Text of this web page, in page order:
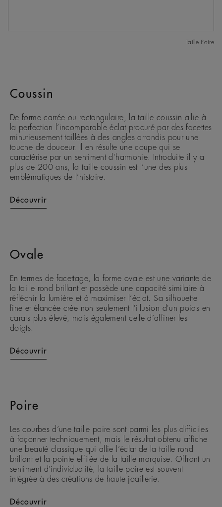
Taille Poire
Coussin
De forme carrée ou rectangulaire, la taille coussin allie à
la perfection l’incomparable éclat procuré par des facettes
minutieusement taillées à des angles arrondis pour une
touche de douceur. Il en résulte une coupe qui se
caractérise par un sentiment d'harmonie. Introduite il y a
plus de 200 ans, la taille coussin est l’une des plus
emblématiques de l’histoire.
Découvrir
Ovale
En termes de facettage, la forme ovale est une variante de
la taille rond brillant et possède une capacité similaire à
réfléchir la lumière et à maximiser l’éclat. Sa silhouette
fine et élancée crée non seulement l'illusion d'un poids en
carats plus élevé, mais également celle d’affiner les
doigts.
Découvrir
Poire
Les courbes d’une taille poire sont parmi les plus difficiles
à façonner techniquement, mais le résultat obtenu affiche
une beauté classique qui allie l’éclat de la taille rond
brillant et la pointe effilée de la taille marquise. Offrant un
sentiment d'individualité, la taille poire est souvent
intégrée à des créations de haute joaillerie.
Découvrir